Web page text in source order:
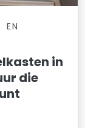
EN
in
die